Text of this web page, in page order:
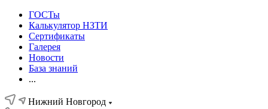
ГОСТы
Калькулятор НЗТИ
Сертификаты
Галерея
Новости
База знаний
...
Нижний Новгород